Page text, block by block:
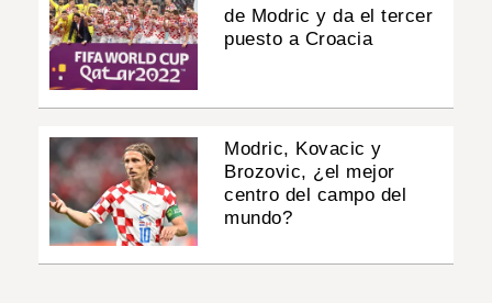
de Modric y da el tercer
puesto a Croacia
Modric, Kovacic y
Brozovic, ¿el mejor
centro del campo del
mundo?